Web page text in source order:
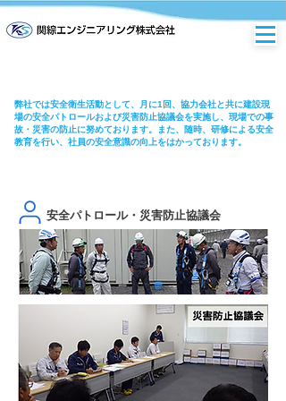
弊社では安全衛生活動として、月に1回、協力会社と共に建設現
場の安全パトロールおよび災害防止協議会を実施し、現場での事
故・災害の防止に努めております。また、随時、研修による安全
教育を行い、社員の安全意識の向上をはかっております。
安全パトロール・災害防止協議会